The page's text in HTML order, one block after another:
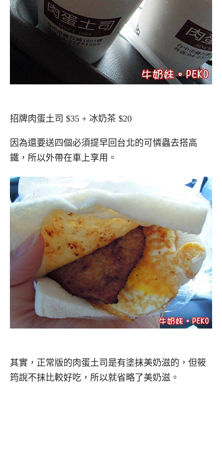
招牌肉蛋土司 $35 + 冰奶茶 $20
因為還要送四個必須提早回台北的可憐蟲去搭高
鐵，所以外帶在車上享用。
其實，正常版的肉蛋土司是有塗抹美奶滋的，但筱
筠說不抹比較好吃，所以就省略了美奶滋。